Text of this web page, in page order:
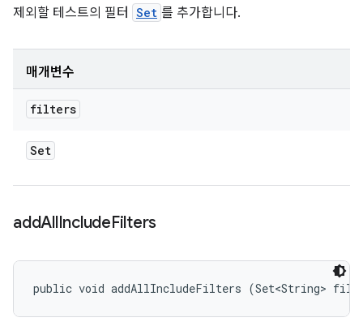
제외할 테스트의 필터 Set 를 추가합니다.
매개변수
filters
Set
addAllIncludeFilters
public void addAllIncludeFilters (Set<String>